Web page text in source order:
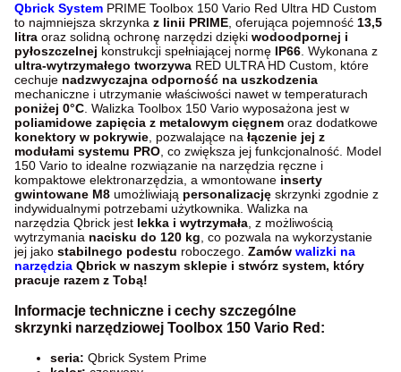
Qbrick System PRIME Toolbox 150 Vario Red Ultra HD Custom
to najmniejsza skrzynka z linii PRIME, oferująca pojemność 13,5
litra oraz solidną ochronę narzędzi dzięki wodoodpornej i
pyłoszczelnej konstrukcji spełniającej normę IP66. Wykonana z
ultra-wytrzymałego tworzywa RED ULTRA HD Custom, które
cechuje nadzwyczajna odporność na uszkodzenia
mechaniczne i utrzymanie właściwości nawet w temperaturach
poniżej 0°C. Walizka Toolbox 150 Vario wyposażona jest w
poliamidowe zapięcia z metalowym cięgnem oraz dodatkowe
konektory w pokrywie, pozwalające na łączenie jej z
modułami systemu PRO, co zwiększa jej funkcjonalność. Model
150 Vario to idealne rozwiązanie na narzędzia ręczne i
kompaktowe elektronarzędzia, a wmontowane inserty
gwintowane M8 umożliwiają personalizację skrzynki zgodnie z
indywidualnymi potrzebami użytkownika. Walizka na
narzędzia Qbrick jest lekka i wytrzymała, z możliwością
wytrzymania nacisku do 120 kg, co pozwala na wykorzystanie
jej jako stabilnego podestu roboczego. Zamów walizki na
narzędzia Qbrick w naszym sklepie i stwórz system, który
pracuje razem z Tobą!
Informacje techniczne i cechy szczególne
skrzynki narzędziowej Toolbox 150 Vario Red:
seria: Qbrick System Prime